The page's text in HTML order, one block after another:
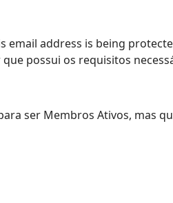
email address is being
possui os requisitos
ser Membros Ativos, mas